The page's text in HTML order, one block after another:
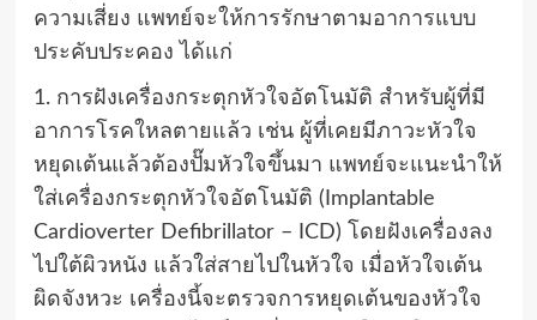
ความเสี่ยง แพทย์จะให้การรักษาตามอาการแบบ
ประคับประคอง ได้แก่
1. การฝังเครื่องกระตุกหัวใจอัตโนมัติ สำหรับผู้ที่มี
อาการโรคใหลตายแล้ว เช่น ผู้ที่เคยมีภาวะหัวใจ
หยุดเต้นแล้วต้องปั๊มหัวใจขึ้นมา แพทย์จะแนะนำให้
ใส่เครื่องกระตุกหัวใจอัตโนมัติ (Implantable
Cardioverter Defibrillator – ICD) โดยฝังเครื่องลง
ไปใต้ผิวหนัง แล้วใส่สายไปในหัวใจ เมื่อหัวใจเต้น
ผิดจังหวะ เครื่องนี้จะตรวจการหยุดเต้นของหัวใจ